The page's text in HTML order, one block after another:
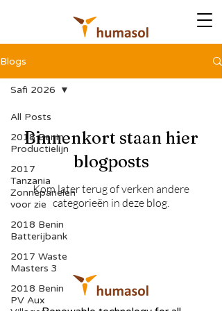
Blogs
All Posts
2018 Benin
Productielijn
2017
Tanzania
Zonnepanelen
voor zie
2018 Benin
Batterijbank
2017 Waste
Masters 3
2018 Benin
PV Aux
Safi 2026
Binnenkort staan hier
blogposts
Kom later terug of verken andere
categorieën in deze blog.